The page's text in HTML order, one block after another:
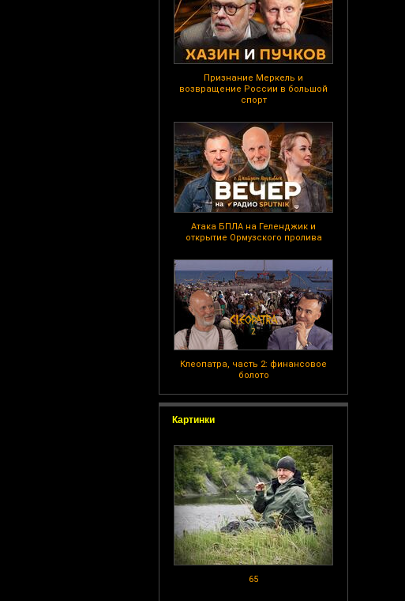
Признание Меркель и
возвращение России в большой
спорт
Атака БПЛА на Геленджик и
открытие Ормузского пролива
Клеопатра, часть 2: финансовое
болото
Картинки
65